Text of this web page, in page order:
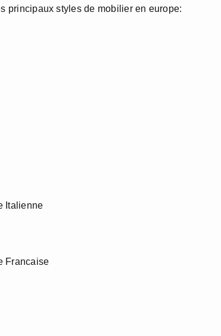
styles de mobilier en europe: